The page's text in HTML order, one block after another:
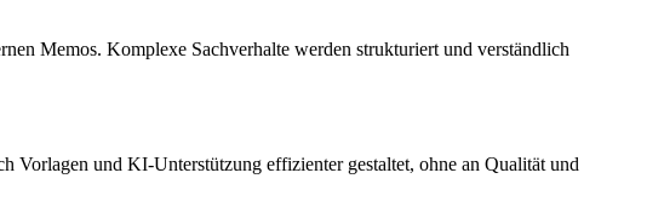
Memos. Komplexe Sachverhalte werden strukturiert und verständlich
Vorlagen und KI-Unterstützung effizienter gestaltet, ohne an Qualität und